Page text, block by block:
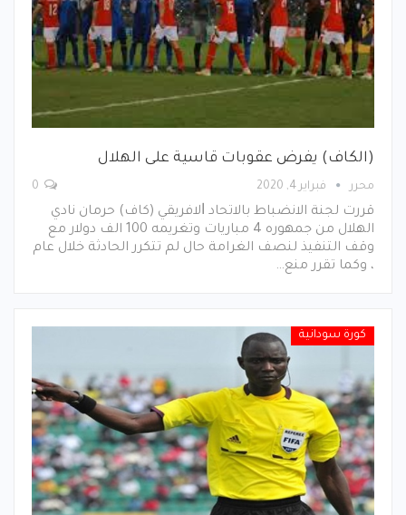
(الكاف) يفرض عقوبات قاسية على الهلال
محرر فبراير 4, 2020
قررت لجنة الانضباط بالاتحاد ﺍﻻﻓﺮﻳﻘﻲ (كاف) حرمان نادي
الهلال من جمهوره 4 مباريات وتغريمه 100 الف دولار مع
وقف التنفيذ لنصف الغرامة حال لم تتكرر الحادثة خلال عام
، وكما تقرر منع…
كورة سودانية